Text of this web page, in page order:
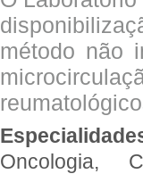
método não
Oncologia,